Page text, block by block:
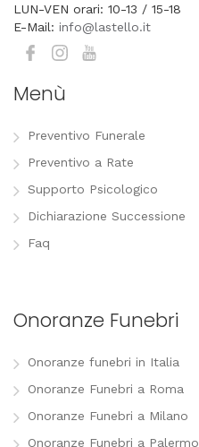
LUN-VEN orari: 10-13 / 15-18
E-Mail: info@lastello.it
Menù
Preventivo Funerale
Preventivo a Rate
Supporto Psicologico
Dichiarazione Successione
Faq
Onoranze Funebri
Onoranze funebri in Italia
Onoranze Funebri a Roma
Onoranze Funebri a Milano
Onoranze Funebri a Palermo